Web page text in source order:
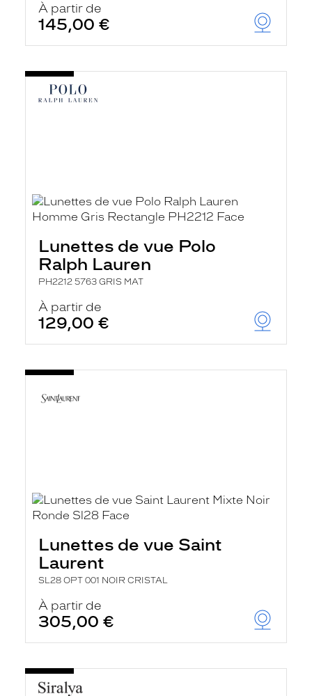
À partir de
145,00 €
Lunettes de vue Polo
Ralph Lauren
PH2212 5763 GRIS MAT
À partir de
129,00 €
Lunettes de vue Saint
Laurent
SL28 OPT 001 NOIR CRISTAL
À partir de
305,00 €